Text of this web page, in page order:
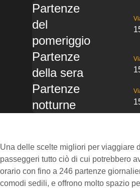
Partenze
del
pomeriggio
Partenze
della sera
Partenze
notturne
Una delle scelte migliori per viaggiare
passeggeri tutto ciò di cui potrebbero
orario con fino a 246 partenze
comodi sedili, e offrono molto spazio